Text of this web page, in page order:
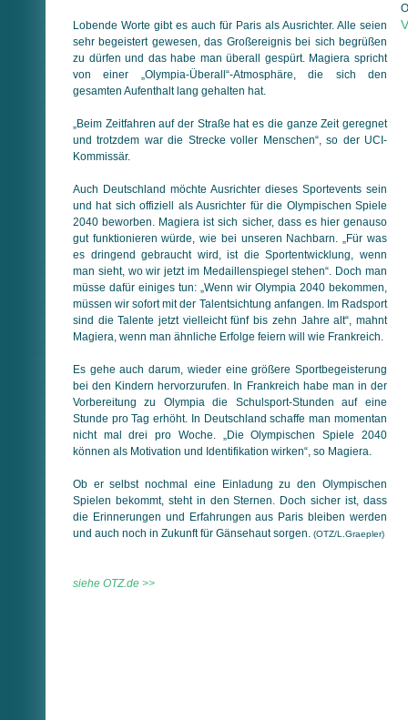
Lobende Worte gibt es auch für Paris als Ausrichter. Alle seien
sehr begeistert gewesen, das Großereignis bei sich begrüßen
zu dürfen und das habe man überall gespürt. Magiera spricht
von einer „Olympia-Überall“-Atmosphäre, die sich den
gesamten Aufenthalt lang gehalten hat.
„Beim Zeitfahren auf der Straße hat es die ganze Zeit geregnet
und trotzdem war die Strecke voller Menschen“, so der UCI-
Kommissär.
Auch Deutschland möchte Ausrichter dieses Sportevents sein
und hat sich offiziell als Ausrichter für die Olympischen Spiele
2040 beworben. Magiera ist sich sicher, dass es hier genauso
gut funktionieren würde, wie bei unseren Nachbarn. „Für was
es dringend gebraucht wird, ist die Sportentwicklung, wenn
man sieht, wo wir jetzt im Medaillenspiegel stehen“. Doch man
müsse dafür einiges tun: „Wenn wir Olympia 2040 bekommen,
müssen wir sofort mit der Talentsichtung anfangen. Im Radsport
sind die Talente jetzt vielleicht fünf bis zehn Jahre alt“, mahnt
Magiera, wenn man ähnliche Erfolge feiern will wie Frankreich.
Es gehe auch darum, wieder eine größere Sportbegeisterung
bei den Kindern hervorzurufen. In Frankreich habe man in der
Vorbereitung zu Olympia die Schulsport-Stunden auf eine
Stunde pro Tag erhöht. In Deutschland schaffe man momentan
nicht mal drei pro Woche. „Die Olympischen Spiele 2040
können als Motivation und Identifikation wirken“, so Magiera.
Ob er selbst nochmal eine Einladung zu den Olympischen
Spielen bekommt, steht in den Sternen. Doch sicher ist, dass
die Erinnerungen und Erfahrungen aus Paris bleiben werden
und auch noch in Zukunft für Gänsehaut sorgen. (OTZ/L.Graepler)
siehe OTZ.de >>